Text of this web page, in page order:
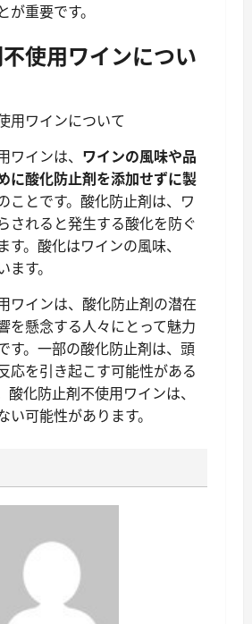
重要です。
使用ワインについ
インは、 ワインの風味や品
に酸化防止剤を添加せずに製
ことです。酸化防止剤は、ワ
されると発生する酸化を防ぐ
す。酸化はワインの風味、
す。
ワインは、酸化防止剤の潜在
を懸念する人々にとって魅力
す。一部の酸化防止剤は、頭
応を引き起こす可能性がある
酸化防止剤不使用ワインは、
い可能性があります。